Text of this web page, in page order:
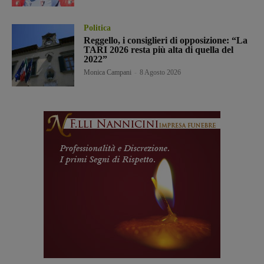
Politica
Reggello, i consiglieri di opposizione: “La
TARI 2026 resta più alta di quella del
2022”
Monica Campani 8 Agosto 2026